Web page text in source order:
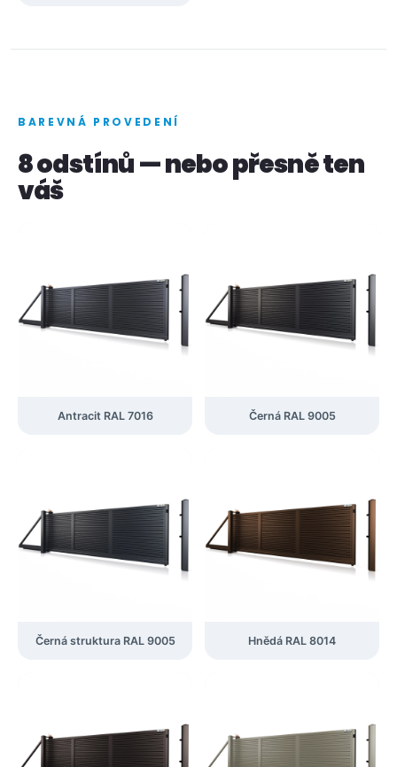
BAREVNÁ PROVEDENÍ
8 odstínů — nebo přesně ten
váš
Antracit RAL 7016 Černá RAL 9005
Černá struktura RAL 9005 Hnědá RAL 8014